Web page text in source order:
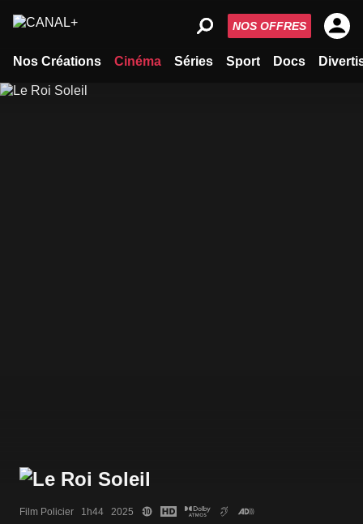
Nos Créations Cinéma Séries Sport Docs
NOS OFFRES
Film Policier   1h44   2025